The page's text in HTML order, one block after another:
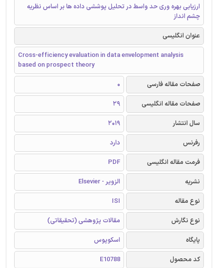
ارزیابی بهره وری حد واسط در تحلیل پوششی داده ها بر اساس نظریه
چشم انداز
عنوان انگلیسی
Cross-efficiency evaluation in data envelopment analysis
based on prospect theory
صفحات مقاله فارسی
0
صفحات مقاله انگلیسی
29
سال انتشار
2019
رفرنس
دارد
فرمت مقاله انگلیسی
PDF
نشریه
الزویر - Elsevier
نوع مقاله
ISI
نوع نگارش
مقالات پژوهشی (تحقیقاتی)
پایگاه
اسکوپوس
کد محصول
E10788